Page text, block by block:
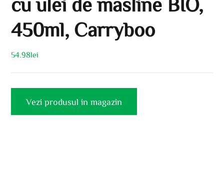
cu ulei de masline BIO,
450ml, Carryboo
54.98lei
Vezi produsul in magazin